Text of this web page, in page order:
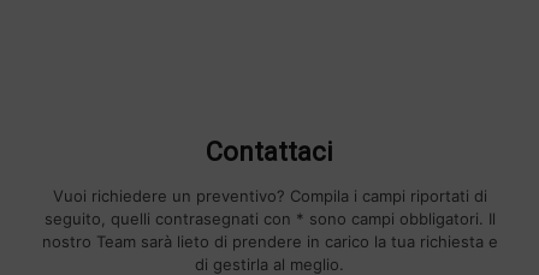
Contattaci
Vuoi richiedere un preventivo? Compila i campi riportati di
seguito, quelli contrasegnati con * sono campi obbligatori. Il
nostro Team sarà lieto di prendere in carico la tua richiesta e
di gestirla al meglio.